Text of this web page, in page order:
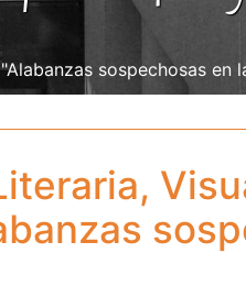
sospechosas en